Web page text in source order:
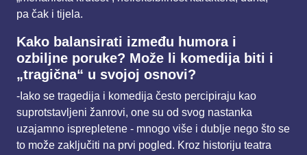
pa čak i tijela.
Kako balansirati između humora i
ozbiljne poruke? Može li komedija biti i
„tragična“ u svojoj osnovi?
-Iako se tragedija i komedija često percipiraju kao
suprotstavljeni žanrovi, one su od svog nastanka
uzajamno isprepletene - mnogo više i dublje nego što se
to može zaključiti na prvi pogled. Kroz historiju teatra